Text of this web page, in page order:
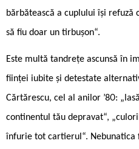
bărbătească a cuplului își refuză
să fiu doar un tirbușon“.
Este multă tandrețe ascunsă în
ființei iubite și detestate
Cărtărescu, cel al anilor ’80:
continentul tău depravat“,
înfurie tot cartierul“. Nebunatica